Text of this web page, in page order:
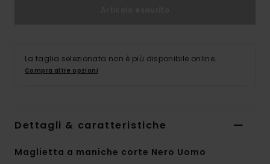
La taglia selezionata non è più disponibile online.
Compra altre opzioni
Dettagli & caratteristiche
Maglietta a maniche corte Nero Uomo